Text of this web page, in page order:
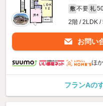
敷 不要 礼
2階 / 2LDK /
お問い
ほ
フランAの